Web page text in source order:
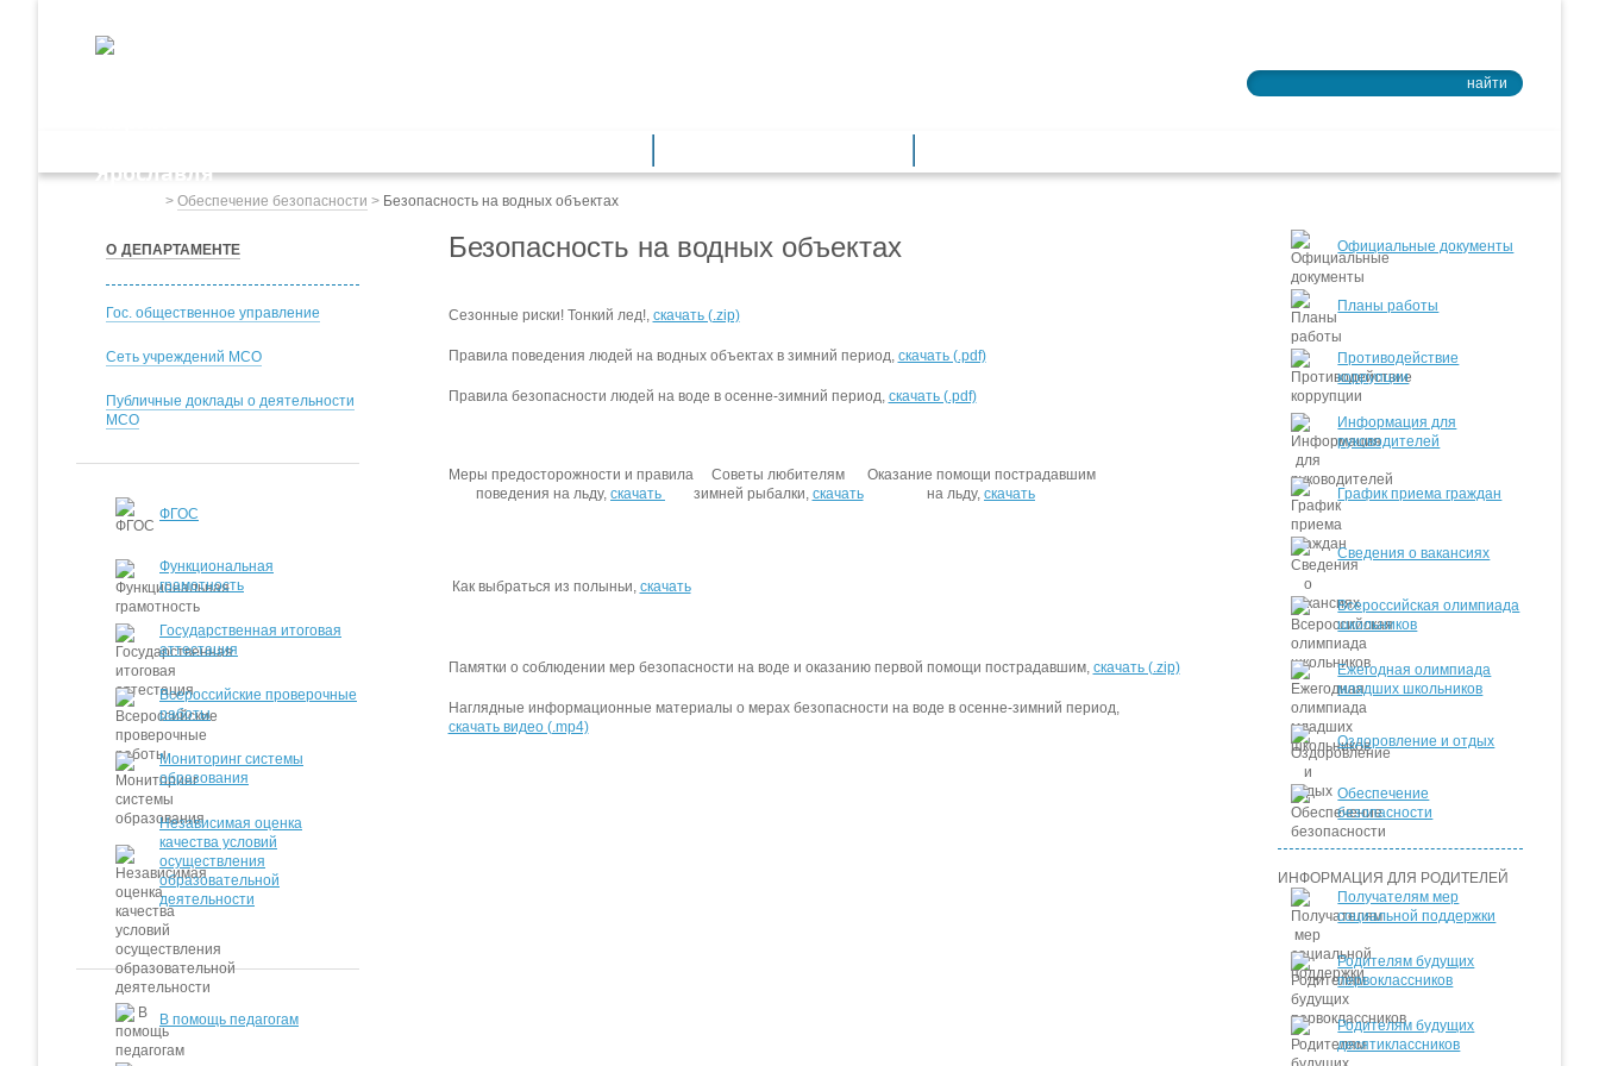
найти
> Обеспечение безопасности > Безопасность на водных объектах
Безопасность на водных объектах
Сезонные риски! Тонкий лед!, скачать (.zip)
Правила поведения людей на водных объектах в зимний период, скачать (.pdf)
Правила безопасности людей на воде в осенне-зимний период, скачать (.pdf)
Меры предосторожности и правила
поведения на льду, скачать
Советы любителям
зимней рыбалки, скачать
Оказание помощи пострадавшим
на льду, скачать
Как выбраться из полыньи, скачать
Памятки о соблюдении мер безопасности на воде и оказанию первой помощи пострадавшим, скачать (.zip)
Наглядные информационные материалы о мерах безопасности на воде в осенне-зимний период,
скачать видео (.mp4)
О ДЕПАРТАМЕНТЕ
Гос. общественное управление
Сеть учреждений МСО
Публичные доклады о деятельности
МСО
ФГОС
Функциональная
грамотность
Государственная итоговая
аттестация
Всероссийские проверочные
работы
Мониторинг системы
образования
Независимая оценка
качества условий
осуществления
образовательной
деятельности
В помощь педагогам
Официальные документы
Планы работы
Противодействие
коррупции
Информация для
руководителей
График приема граждан
Сведения о вакансиях
Всероссийская олимпиада
школьников
Ежегодная олимпиада
младших школьников
Оздоровление и отдых
Обеспечение
безопасности
ИНФОРМАЦИЯ ДЛЯ РОДИТЕЛЕЙ
Получателям мер
социальной поддержки
Родителям будущих
первоклассников
Родителям будущих
десятиклассников